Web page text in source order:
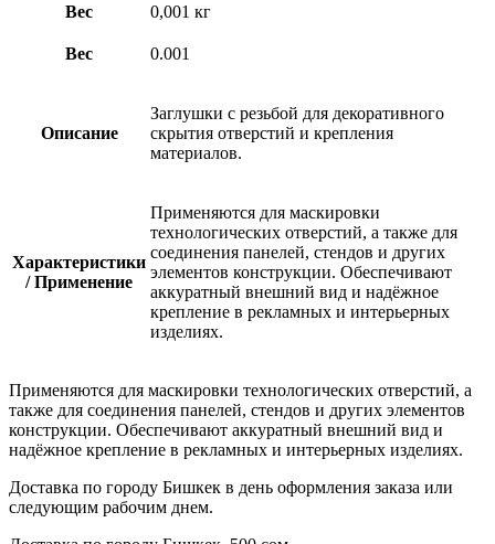
Вес 0,001 кг
Вес 0.001
Описание
Заглушки с резьбой для декоративного
скрытия отверстий и крепления
материалов.
Характеристики
/ Применение
Применяются для маскировки
технологических отверстий, а также для
соединения панелей, стендов и других
элементов конструкции. Обеспечивают
аккуратный внешний вид и надёжное
крепление в рекламных и интерьерных
изделиях.
Применяются для маскировки технологических отверстий, а
также для соединения панелей, стендов и других элементов
конструкции. Обеспечивают аккуратный внешний вид и
надёжное крепление в рекламных и интерьерных изделиях.
Доставка по городу Бишкек в день оформления заказа или
следующим рабочим днем.